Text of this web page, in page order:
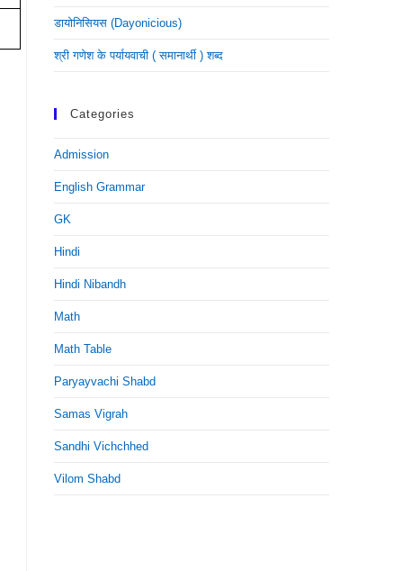
डायोनिसियस (dayonicious)
श्री गणेश के पर्यायवाची ( समानार्थी ) शब्द
Categories
Admission
English Grammar
GK
Hindi
Hindi Nibandh
Math
Math Table
Paryayvachi Shabd
Samas Vigrah
Sandhi Vichchhed
Vilom Shabd